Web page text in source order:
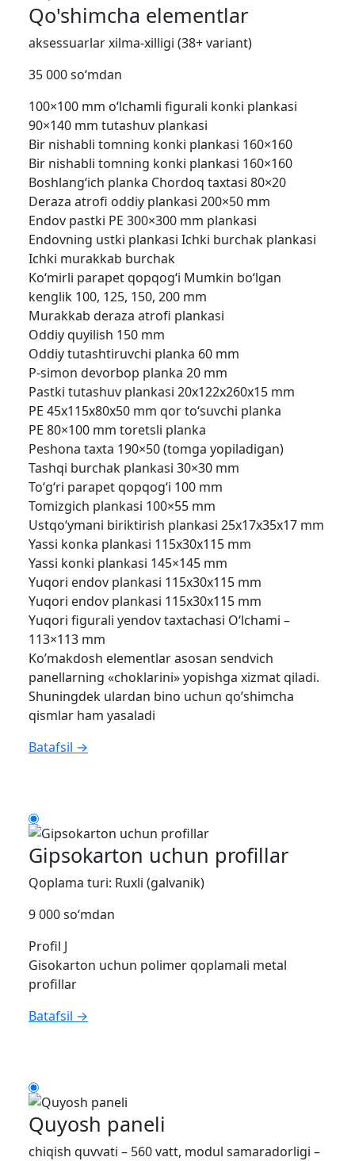
Qo'shimcha elementlar
aksessuarlar xilma-xilligi (38+ variant)
35 000 so‘mdan
100×100 mm o‘lchamli figurali konki plankasi
90×140 mm tutashuv plankasi
Bir nishabli tomning konki plankasi 160×160
Bir nishabli tomning konki plankasi 160×160
Boshlang‘ich planka Chordoq taxtasi 80×20
Deraza atrofi oddiy plankasi 200×50 mm
Endov pastki PE 300×300 mm plankasi
Endovning ustki plankasi Ichki burchak plankasi
Ichki murakkab burchak
Ko‘mirli parapet qopqog‘i Mumkin bo‘lgan
kenglik 100, 125, 150, 200 mm
Murakkab deraza atrofi plankasi
Oddiy quyilish 150 mm
Oddiy tutashtiruvchi planka 60 mm
P-simon devorbop planka 20 mm
Pastki tutashuv plankasi 20x122x260x15 mm
PE 45x115x80x50 mm qor to‘suvchi planka
PE 80×100 mm toretsli planka
Peshona taxta 190×50 (tomga yopiladigan)
Tashqi burchak plankasi 30×30 mm
To‘g‘ri parapet qopqog‘i 100 mm
Tomizgich plankasi 100×55 mm
Ustqo‘ymani biriktirish plankasi 25x17x35x17 mm
Yassi konka plankasi 115x30x115 mm
Yassi konki plankasi 145×145 mm
Yuqori endov plankasi 115x30x115 mm
Yuqori endov plankasi 115x30x115 mm
Yuqori figurali yendov taxtachasi O‘lchami –
113×113 mm
Ko’makdosh elementlar asosan sendvich
panellarning «choklarini» yopishga xizmat qiladi.
Shuningdek ulardan bino uchun qo’shimcha
qismlar ham yasaladi
Batafsil →
Gipsokarton uchun profillar
Qoplama turi: Ruxli (galvanik)
9 000 so‘mdan
Profil J
Gisokarton uchun polimer qoplamali metal
profillar
Batafsil →
Quyosh paneli
chiqish quvvati – 560 vatt, modul samaradorligi –